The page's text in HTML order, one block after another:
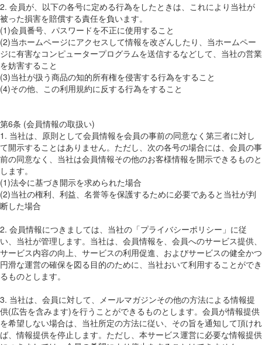
2. 会員が、以下の各号に定める行為をしたときは、これにより当社が
被った損害を賠償する責任を負います。
(1)会員番号、パスワードを不正に使用すること
(2)当ホームページにアクセスして情報を改ざんしたり、当ホームペー
ジに有害なコンピュータープログラムを送信するなどして、当社の営業
を妨害すること
(3)当社が扱う商品の知的所有権を侵害する行為をすること
(4)その他、この利用規約に反する行為をすること
第6条 (会員情報の取扱い)
1. 当社は、原則として会員情報を会員の事前の同意なく第三者に対し
て開示することはありません。ただし、次の各号の場合には、会員の事
前の同意なく、当社は会員情報その他のお客様情報を開示できるものと
します。
(1)法令に基づき開示を求められた場合
(2)当社の権利、利益、名誉等を保護するために必要であると当社が判
断した場合
2. 会員情報につきましては、当社の「プライバシーポリシー」に従
い、当社が管理します。当社は、会員情報を、会員へのサービス提供、
サービス内容の向上、サービスの利用促進、およびサービスの健全かつ
円滑な運営の確保を図る目的のために、当社おいて利用することができ
るものとします。
3. 当社は、会員に対して、メールマガジンその他の方法による情報提
供(広告を含みます)を行うことができるものとします。会員が情報提供
を希望しない場合は、当社所定の方法に従い、その旨を通知して頂けれ
ば、情報提供を停止します。ただし、本サービス運営に必要な情報提供